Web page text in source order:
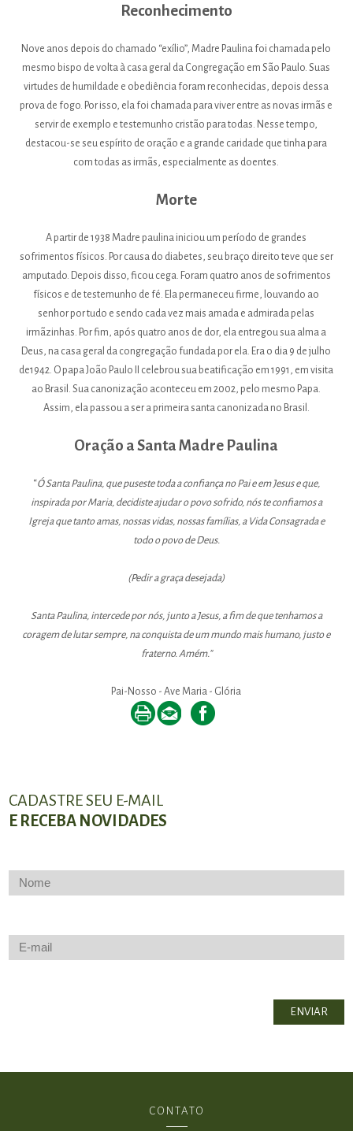
Reconhecimento
Nove anos depois do chamado “exílio”, Madre Paulina foi chamada pelo
mesmo bispo de volta à casa geral da Congregação em São Paulo. Suas
virtudes de humildade e obediência foram reconhecidas, depois dessa
prova de fogo. Por isso, ela foi chamada para viver entre as novas irmãs e
servir de exemplo e testemunho cristão para todas. Nesse tempo,
destacou-se seu espírito de oração e a grande caridade que tinha para
com todas as irmãs, especialmente as doentes.
Morte
A partir de 1938 Madre paulina iniciou um período de grandes
sofrimentos físicos. Por causa do diabetes, seu braço direito teve que ser
amputado. Depois disso, ficou cega. Foram quatro anos de sofrimentos
físicos e de testemunho de fé. Ela permaneceu firme, louvando ao
senhor por tudo e sendo cada vez mais amada e admirada pelas
irmãzinhas. Por fim, após quatro anos de dor, ela entregou sua alma a
Deus, na casa geral da congregação fundada por ela. Era o dia 9 de julho
de1942. O papa João Paulo II celebrou sua beatificação em 1991, em visita
ao Brasil. Sua canonização aconteceu em 2002, pelo mesmo Papa.
Assim, ela passou a ser a primeira santa canonizada no Brasil.
Oração a Santa Madre Paulina
“Ó Santa Paulina, que puseste toda a confiança no Pai e em Jesus e que,
inspirada por Maria, decidiste ajudar o povo sofrido, nós te confiamos a
Igreja que tanto amas, nossas vidas, nossas famílias, a Vida Consagrada e
todo o povo de Deus.
(Pedir a graça desejada)
Santa Paulina, intercede por nós, junto a Jesus, a fim de que tenhamos a
coragem de lutar sempre, na conquista de um mundo mais humano, justo e
fraterno. Amém.”
Pai-Nosso - Ave Maria - Glória
CADASTRE SEU E-MAIL
E RECEBA NOVIDADES
CONTATO